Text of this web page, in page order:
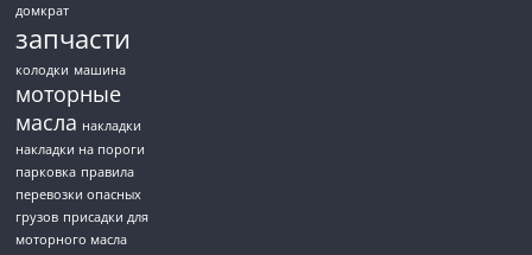
домкрат
запчасти
колодки машина
моторные
масла накладки
накладки на пороги
парковка правила
перевозки опасных
грузов присадки для
моторного масла